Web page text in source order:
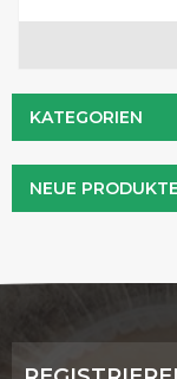
Blutzucker,
Verbesserung
KATEGORIEN
NEUE PRODUKTE